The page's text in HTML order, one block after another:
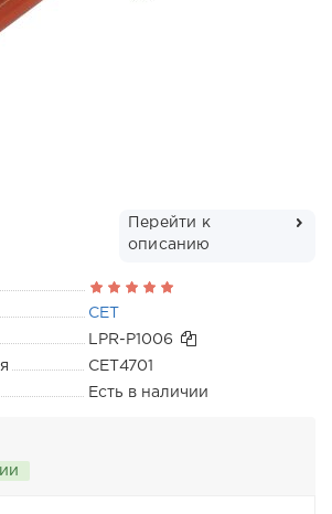
Перейти к
описанию
CET
LPR-P1006
CET4701
Есть в наличии